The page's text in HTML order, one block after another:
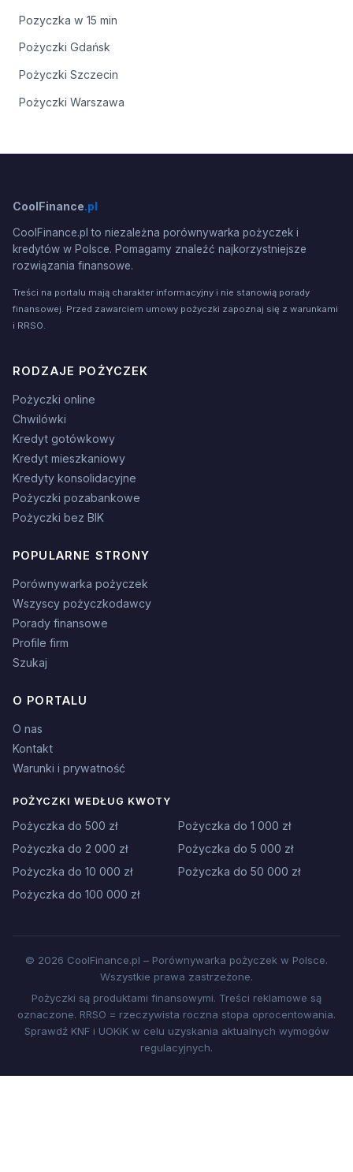
Pozyczka w 15 min
Pożyczki Gdańsk
Pożyczki Szczecin
Pożyczki Warszawa
CoolFinance.pl
CoolFinance.pl to niezależna porównywarka pożyczek i
kredytów w Polsce. Pomagamy znaleźć najkorzystniejsze
rozwiązania finansowe.
Treści na portalu mają charakter informacyjny i nie stanowią porady
finansowej. Przed zawarciem umowy pożyczki zapoznaj się z warunkami
i RRSO.
RODZAJE POŻYCZEK
Pożyczki online
Chwilówki
Kredyt gotówkowy
Kredyt mieszkaniowy
Kredyty konsolidacyjne
Pożyczki pozabankowe
Pożyczki bez BIK
POPULARNE STRONY
Porównywarka pożyczek
Wszyscy pożyczkodawcy
Porady finansowe
Profile firm
Szukaj
O PORTALU
O nas
Kontakt
Warunki i prywatność
POŻYCZKI WEDŁUG KWOTY
Pożyczka do 500 zł
Pożyczka do 1 000 zł
Pożyczka do 2 000 zł
Pożyczka do 5 000 zł
Pożyczka do 10 000 zł
Pożyczka do 50 000 zł
Pożyczka do 100 000 zł
© 2026 CoolFinance.pl – Porównywarka pożyczek w Polsce.
Wszystkie prawa zastrzeżone.
Pożyczki są produktami finansowymi. Treści reklamowe są
oznaczone. RRSO = rzeczywista roczna stopa oprocentowania.
Sprawdź KNF i UOKiK w celu uzyskania aktualnych wymogów
regulacyjnych.